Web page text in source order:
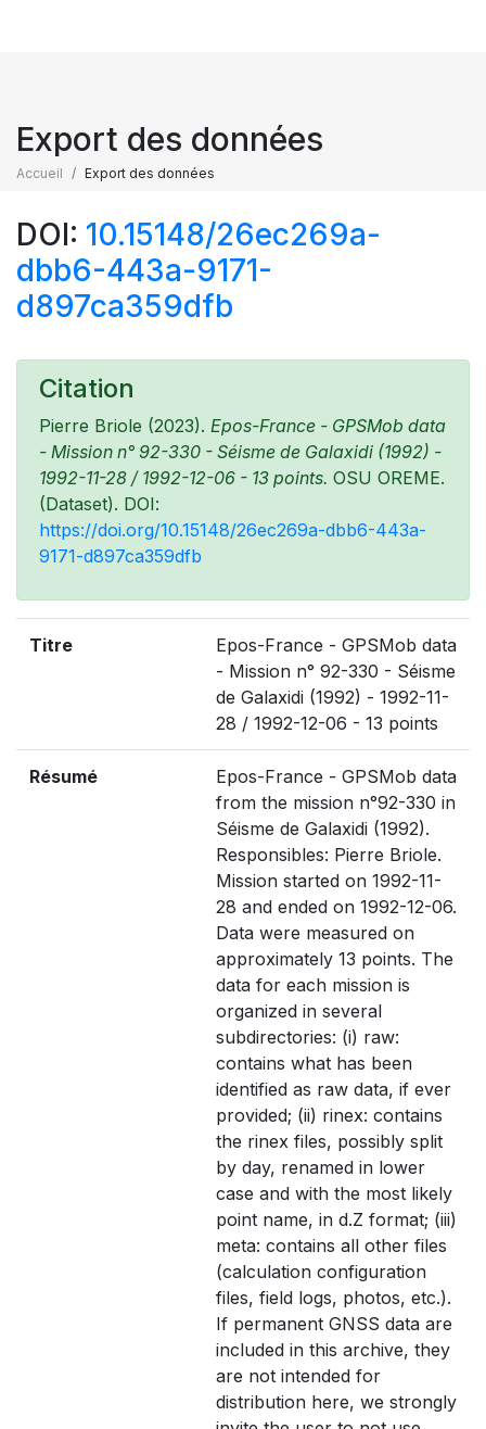
Export des données
Accueil Export des données
DOI: 10.15148/26ec269a-
dbb6-443a-9171-
d897ca359dfb
Citation
Pierre Briole (2023). Epos-France - GPSMob data
- Mission n° 92-330 - Séisme de Galaxidi (1992) -
1992-11-28 / 1992-12-06 - 13 points. OSU OREME.
(Dataset). DOI:
https://doi.org/10.15148/26ec269a-dbb6-443a-
9171-d897ca359dfb
Titre
Epos-France - GPSMob data
- Mission n° 92-330 - Séisme
de Galaxidi (1992) - 1992-11-
28 / 1992-12-06 - 13 points
Résumé
Epos-France - GPSMob data
from the mission n°92-330 in
Séisme de Galaxidi (1992).
Responsibles: Pierre Briole.
Mission started on 1992-11-
28 and ended on 1992-12-06.
Data were measured on
approximately 13 points. The
data for each mission is
organized in several
subdirectories: (i) raw:
contains what has been
identified as raw data, if ever
provided; (ii) rinex: contains
the rinex files, possibly split
by day, renamed in lower
case and with the most likely
point name, in d.Z format; (iii)
meta: contains all other files
(calculation configuration
files, field logs, photos, etc.).
If permanent GNSS data are
included in this archive, they
are not intended for
distribution here, we strongly